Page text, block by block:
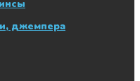
джемпера